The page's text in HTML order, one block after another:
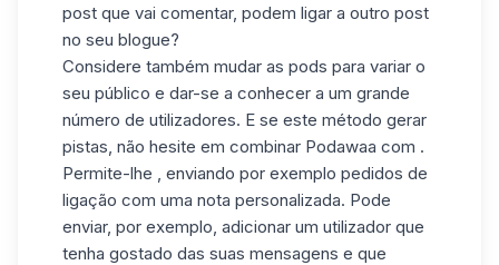
post que vai comentar, podem ligar a outro post
no seu blogue?
Considere também mudar as pods para variar o
seu público e dar-se a conhecer a um grande
número de utilizadores. E se este método gerar
pistas, não hesite em combinar Podawaa com .
Permite-lhe , enviando por exemplo pedidos de
ligação com uma nota personalizada. Pode
enviar, por exemplo, adicionar um utilizador que
tenha gostado das suas mensagens e que